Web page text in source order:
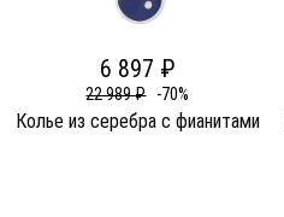
6 897 ₽
22 989 ₽ -70%
Колье из серебра c фианитами